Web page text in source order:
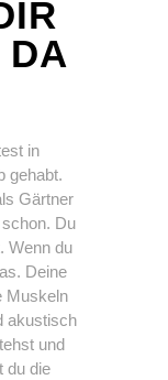
DA
in
gehabt.
Gärtner
Du
Wenn du
Deine
Muskeln
akustisch
und
du die